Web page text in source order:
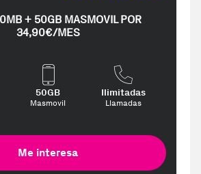
+ 50GB MASMOVIL POR
34,90€/MES
50GB
Masmovil
Ilimitadas
Llamadas
Me interesa